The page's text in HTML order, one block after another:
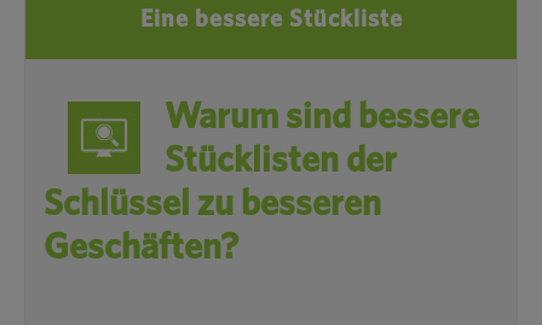
Eine bessere Stückliste
Warum sind bessere
Stücklisten der
Schlüssel zu besseren
Geschäften?